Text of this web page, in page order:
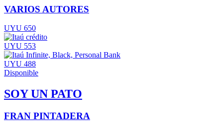
VARIOS AUTORES
UYU 650
UYU 553
UYU 488
Disponible
SOY UN PATO
FRAN PINTADERA